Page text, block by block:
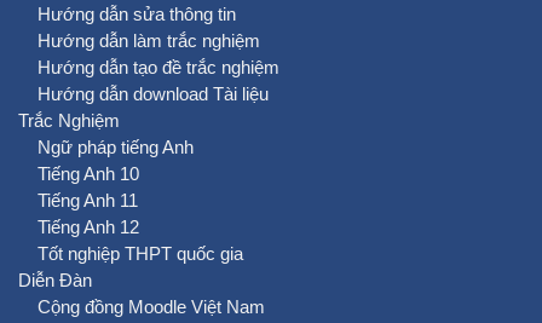
Hướng dẫn sửa thông tin
Hướng dẫn làm trắc nghiệm
Hướng dẫn tạo đề trắc nghiệm
Hướng dẫn download Tài liệu
Trắc Nghiệm
Ngữ pháp tiếng Anh
Tiếng Anh 10
Tiếng Anh 11
Tiếng Anh 12
Tốt nghiệp THPT quốc gia
Diễn Đàn
Cộng đồng Moodle Việt Nam